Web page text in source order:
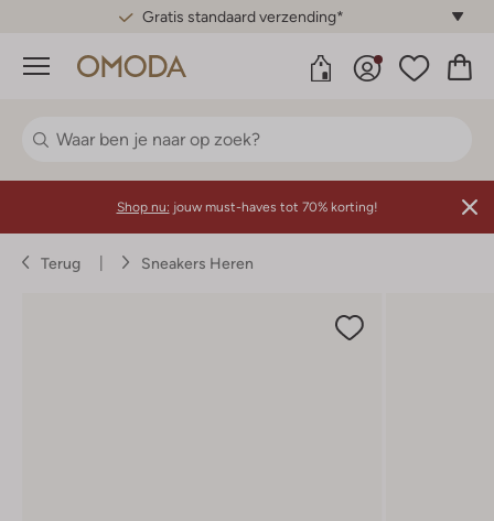
Gratis standaard verzending*
Menu
Shop nu: jouw must-haves tot 70% korting!
Terug Sneakers Heren